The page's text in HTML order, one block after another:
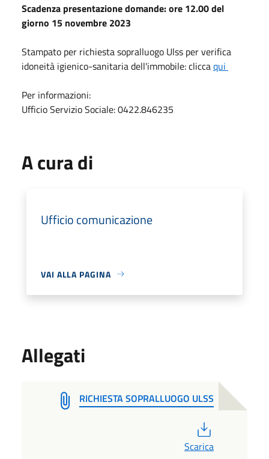
Scadenza presentazione domande: ore 12.00 del
giorno 15 novembre 2023
Stampato per richiesta sopralluogo Ulss per verifica
idoneità igienico-sanitaria dell'immobile: cliccaqui
Per informazioni:
Ufficio Servizio Sociale: 0422.846235
A cura di
Ufficio comunicazione
VAI ALLA PAGINA
Allegati
RICHIESTA SOPRALLUOGO ULSS
Scarica